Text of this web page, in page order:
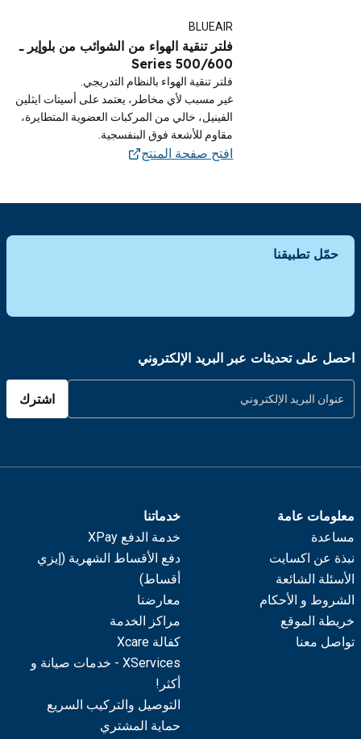
BLUEAIR
فلتر تنقية الهواء من الشوائب من بلوإير ـ
500/600 Series
فلتر تنقية الهواء بالنظام التدريجي.
غير مسبب لأي مخاطر، يعتمد على أسيتات ايثلين
الفينيل، خالي من المركبات العضوية المتطايرة،
مقاوم للأشعة فوق البنفسجية.
افتح صفحة المنتج
حمّل تطبيقنا
احصل على تحديثات عبر البريد الإلكتروني
اشترك
معلومات عامة
مساعدة
نبذة عن اكسايت
الأسئلة الشائعة
الشروط و الأحكام
خريطة الموقع
تواصل معنا
خدماتنا
خدمة الدفع XPay
دفع الأقساط الشهرية (إيزي
أقساط)
معارضنا
مراكز الخدمة
كفالة Xcare
XServices - خدمات صيانة و
أكثر!
التوصيل والتركيب السريع
حماية المشتري